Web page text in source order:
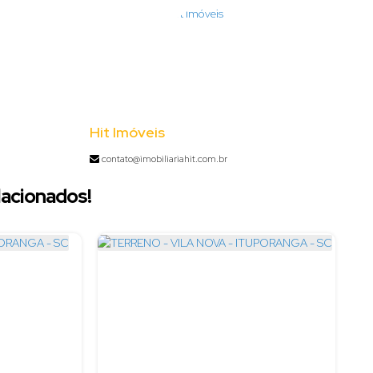
Hit Imóveis
contato@imobiliariahit.com.br